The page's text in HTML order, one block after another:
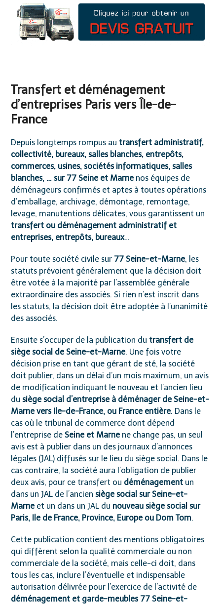
Transfert et déménagement
d’entreprises Paris vers Île-de-
France
Depuis longtemps rompus au transfert administratif,
collectivité, bureaux, salles blanches, entrepôts,
commerces, usines, sociétés informatiques, salles
blanches, … sur 77 Seine et Marnenos équipes de
déménageurs confirmés et aptes à toutes opérations
d’emballage, archivage, démontage, remontage,
levage, manutentions délicates, vous garantissent un
transfert ou déménagement administratif et
entreprises, entrepôts, bureaux…
Pour toute société civile sur 77 Seine-et-Marne, les
statuts prévoient généralement que la décision doit
être votée à la majorité par l’assemblée générale
extraordinaire des associés. Si rien n’est inscrit dans
les statuts, la décision doit être adoptée à l’unanimité
des associés.
Ensuite s’occuper de la publication du transfert de
siège social de Seine-et-Marne. Une fois votre
décision prise en tant que gérant de sté, la société
doit publier, dans un délai d’un mois maximum, un avis
de modification indiquant le nouveau et l’ancien lieu
dusiège social d’entreprise à déménager de Seine-et-
Marne vers Ile-de-France, ou France entière. Dans le
cas où le tribunal de commerce dont dépend
l’entreprise deSeine et Marnene change pas, un seul
avis est à publier dans un des journaux d’annonces
légales (JAL) diffusés sur le lieu du siège social. Dans le
cas contraire, la société aura l’obligation de publier
deux avis, pour ce transfert ou déménagement un
dans un JAL de l’anciensiège social sur Seine-et-
Marneet un dans un JAL du nouveau siège social sur
Paris, Ile de France, Province, Europe ou Dom Tom.
Cette publication contient des mentions obligatoires
qui diffèrent selon la qualité commerciale ou non
commerciale de la société, mais celle-ci doit, dans
tous les cas, inclure l’éventuelle et indispensable
autorisation délivrée pour l’exercice de l’activité de
déménagement et garde-meubles 77 Seine-et-